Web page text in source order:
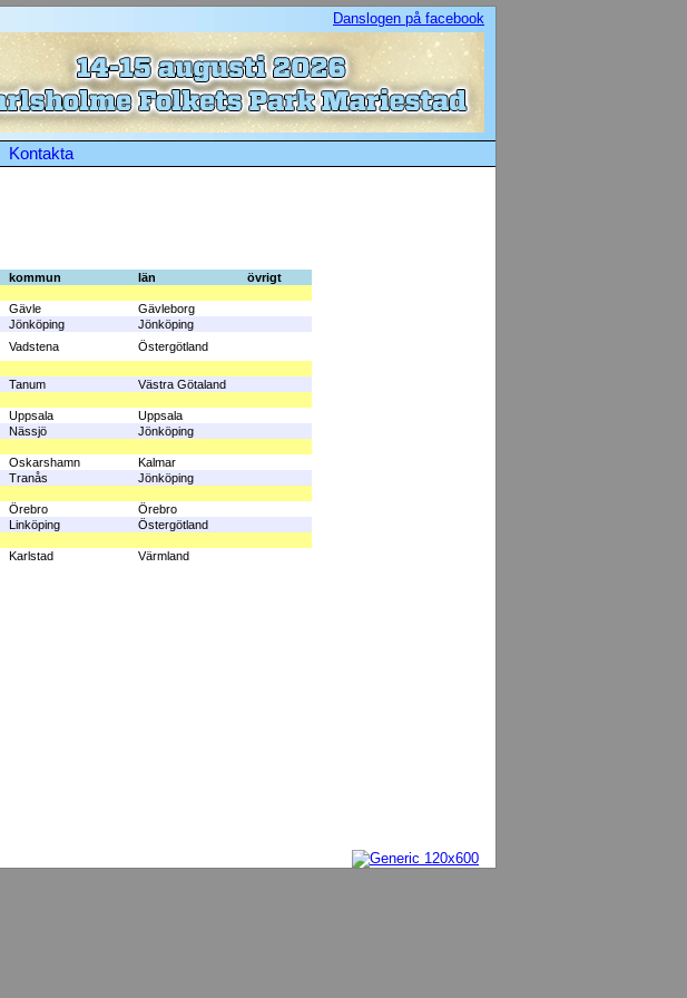
Danslogen på facebook
Kontakta
kommun län
övrigt
Gävle
Gävleborg
Jönköping
Jönköping
Vadstena
Östergötland
Tanum
Västra Götaland
Uppsala
Uppsala
Nässjö
Jönköping
Oskarshamn
Kalmar
Tranås
Jönköping
Örebro
Örebro
Linköping
Östergötland
Karlstad Värmland